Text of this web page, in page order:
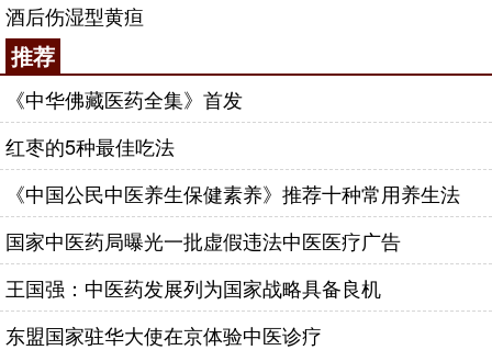
酒后伤湿型黄疸
推荐
《中华佛藏医药全集》首发
红枣的5种最佳吃法
《中国公民中医养生保健素养》推荐十种常用养生法
国家中医药局曝光一批虚假违法中医医疗广告
王国强：中医药发展列为国家战略具备良机
东盟国家驻华大使在京体验中医诊疗